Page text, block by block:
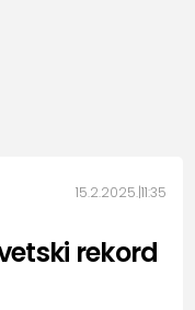
15.2.2025. 11:35
rekord